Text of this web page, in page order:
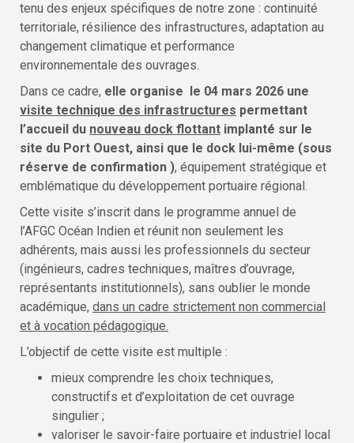
tenu des enjeux spécifiques de notre zone : continuité
territoriale, résilience des infrastructures, adaptation au
changement climatique et performance
environnementale des ouvrages.
Dans ce cadre, elle organise le 04 mars 2026 une
visite technique des infrastructures permettant
l’accueil du nouveau dock flottant implanté sur le
site du Port Ouest, ainsi que le dock lui-même (sous
réserve de confirmation ), équipement stratégique et
emblématique du développement portuaire régional.
Cette visite s’inscrit dans le programme annuel de
l’AFGC Océan Indien et réunit non seulement les
adhérents, mais aussi les professionnels du secteur
(ingénieurs, cadres techniques, maîtres d’ouvrage,
représentants institutionnels), sans oublier le monde
académique, dans un cadre strictement non commercial
et à vocation pédagogique.
L’objectif de cette visite est multiple :
mieux comprendre les choix techniques,
constructifs et d’exploitation de cet ouvrage
singulier ;
valoriser le savoir-faire portuaire et industriel local